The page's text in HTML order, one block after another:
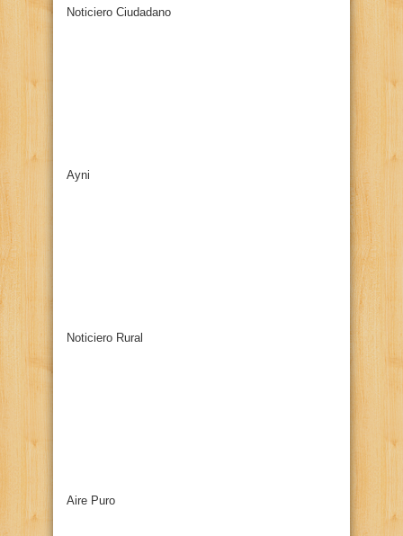
Noticiero Ciudadano
Ayni
Noticiero Rural
Aire Puro